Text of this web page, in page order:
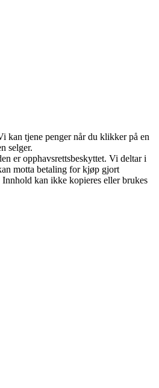
kan tjene penger når du klikker på en
selger.
er opphavsrettsbeskyttet. Vi deltar i
motta betaling for kjøp gjort
kan ikke kopieres eller brukes